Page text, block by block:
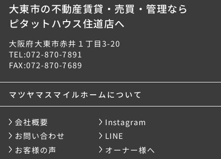
大東市の不動産賃貸・売買・管理なら
ピタットハウス住道店へ
大阪府大東市赤井１丁目3-20
TEL:072-870-7891
FAX:072-870-7689
マツヤマスマイルホームについて
会社概要
Instagram
お問い合わせ
LINE
お客様の声
オーナー様へ